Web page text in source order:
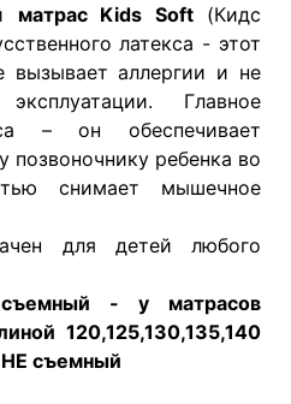
матрас Kids Soft(Кидс
латекса - этот
вызывает аллергии и не
Главное
– он обеспечивает
ребенка во
снимает мышечное
для детей любого
- у матрасов
120,125,130,135,140
НЕ съемный